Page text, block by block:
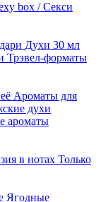
box / Секси
Духи 30 мл
Трэвел-форматы
Ароматы для
духи
ароматы
в нотах Только
Ягодные